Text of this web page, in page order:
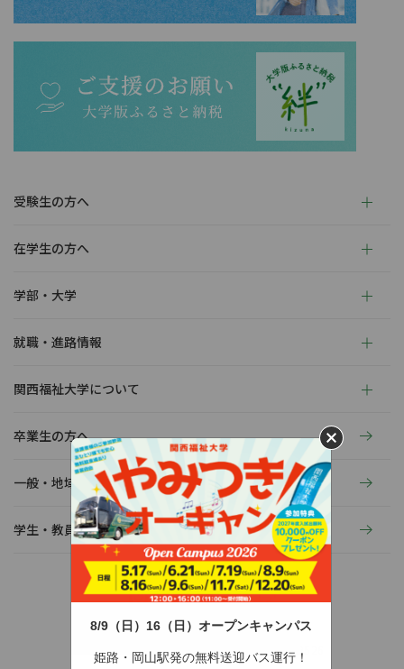
8/9（日）16（日）オープンキャンパス
姫路・岡山駅発の無料送迎バス運行！
受験生の方へ
在学生の方へ
学部・大学
就職・進路情報
関西福祉大学について
卒業生の方へ
一般・地域の方へ
学生・教員の活動
〒678-0255 兵庫県赤穂市新田380-3
TEL：0791-46-2525（代）FAX：0791-46-2526